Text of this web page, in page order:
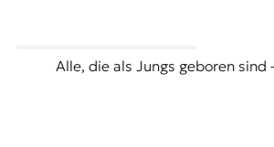
Alle, die als Jungs geboren sind